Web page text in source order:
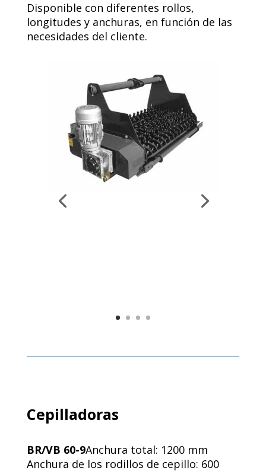
Disponible con diferentes rollos,
longitudes y anchuras, en función de las
necesidades del cliente.
Cepilladoras
BR/VB 60-9Anchura total: 1200 mm
Anchura de los rodillos de cepillo: 600